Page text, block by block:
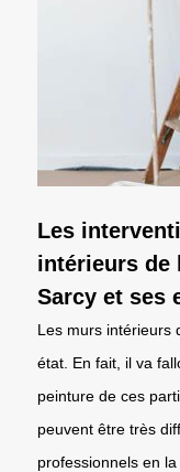
Les
intérieurs de
Sarcy et ses
Les murs intérieurs
état. En fait, il va
peinture de ces
peuvent être très
professionnels en